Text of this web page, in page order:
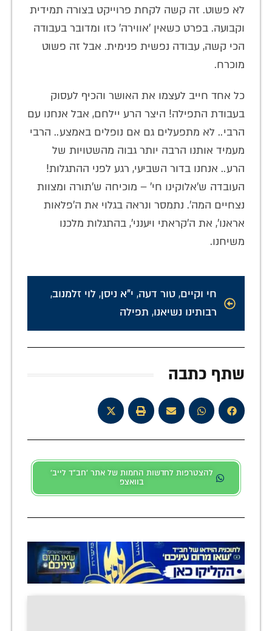
לא פשוט. זה קשה לקחת פרוייקט בצורה תמידית
וקבועה. בפרט כשאין 'אווירה' כזו ומדובר בעבודה
הכי קשה, עבודה נפשית פנימית. אבל זה פשוט
מוכרח.
כל אחד חייב לעצמו את האושר והכיף לעסוק
בעבודת התפילה! היצר הרע יילחם, אבל אנחנו עם
הרבי.. לא מתפעלים גם אם נופלים באמצע.. הרבי
מעמיד אותנו הרבה יותר גבוה מהשטויות של
הרע.. אנחנו בדור השביעי, רגע לפני ההתגלות!
העובדה ש'אלוקינו חי' – מוכיחה ש'תורה ומצוות
נצחיים המה'. נתמסר ונראה בגלוי את ה'פלאות
אראנו', את ה'קראתי ויענני', בהתגלות מלכנו
משיחנו.
חי וקיים, טור דעה, י"א ניסן, לוי זלמנוב,
רבותינו נשיאנו, תפילה
שתף כתבה
להצטרפות לחדשות החמות של אתר 'חב"ד לייב'
בוואצפ